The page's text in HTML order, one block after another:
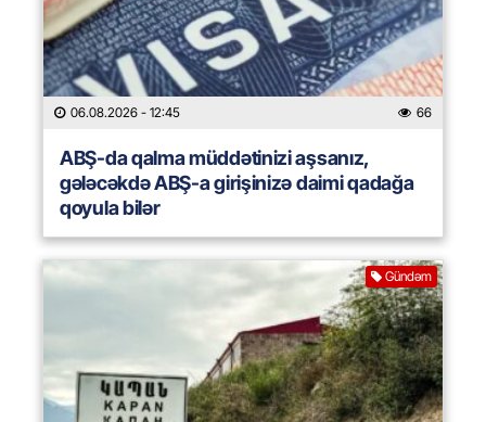
06.08.2026 - 12:45 66
ABŞ-da qalma müddətinizi aşsanız,
gələcəkdə ABŞ-a girişinizə daimi qadağa
qoyula bilər
Gündəm